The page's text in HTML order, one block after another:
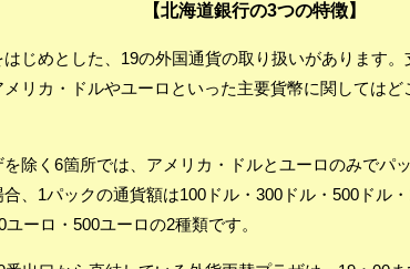
【北海道銀行の3つの特徴】
じめとした、19の外国通貨の取り扱いがあります
リカ・ドルやユーロといった主要貨幣に関しては
除く6箇所では、アメリカ・ドルとユーロのみでパ
合、1パックの通貨額は100ドル・300ドル・500ドル
ユーロ・500ユーロの2種類です。